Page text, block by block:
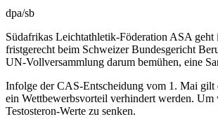
dpa/sb
Südafrikas Leichtathletik-Föderation ASA
fristgerecht beim Schweizer Bundesgericht
UN-Vollversammlung darum bemühen, eine
Infolge der CAS-Entscheidung vom 1. Mai
ein Wettbewerbsvorteil verhindert werden. Um
Testosteron-Werte zu senken.